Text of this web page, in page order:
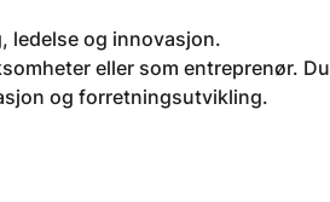
ledelse og innovasjon.
eller som entreprenør. Du
og forretningsutvikling.